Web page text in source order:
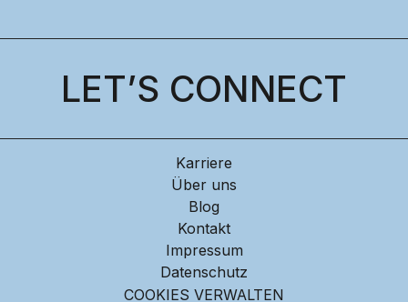
LET’S CONNECT
Karriere
Über uns
Blog
Kontakt
Impressum
Datenschutz
COOKIES VERWALTEN